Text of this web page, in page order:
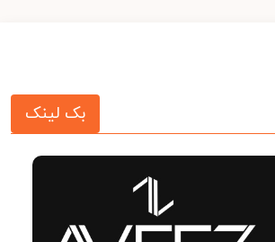
بک لینک